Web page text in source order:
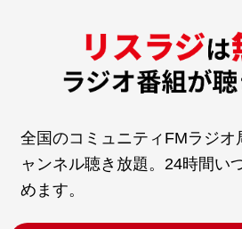
全国のコミュニティFMラジオ
ャンネル聴き放題。24時間い
めます。